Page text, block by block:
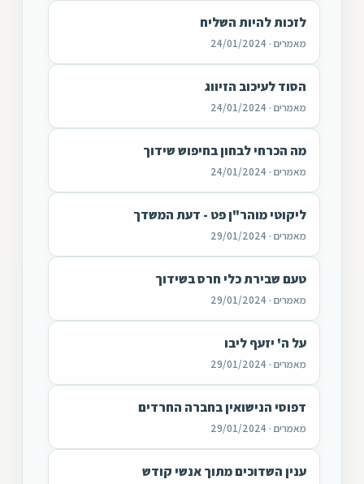
לזכות להיות השליח
מאמרים · 24/01/2024
הסוד לעיכוב הזיווג
מאמרים · 24/01/2024
מה הכרחי לבחון בחיפוש שידוך
מאמרים · 24/01/2024
ליקוטי מוהר"ן פט - דעת המשדך
מאמרים · 29/01/2024
טעם שבירת כלי חרס בשידוך
מאמרים · 29/01/2024
על ה' יזעף ליבו
מאמרים · 29/01/2024
דפוסי הנישואין בחברה החרדים
מאמרים · 29/01/2024
ענין השדוכים מתוך אנשי קודש